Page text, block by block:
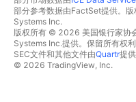
部分参考数据由FactSet提供。
Systems Inc.
版权所有 © 2026 美国银行家协
Systems Inc.提供。保留所有权利
SEC文件和其他文件由Quartr提供
© 2026 TradingView, Inc.